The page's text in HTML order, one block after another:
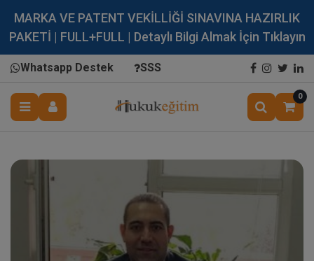
MARKA VE PATENT VEKİLLİĞİ SINAVINA HAZIRLIK
PAKETİ | FULL+FULL | Detaylı Bilgi Almak İçin Tıklayın
Whatsapp Destek SSS
0